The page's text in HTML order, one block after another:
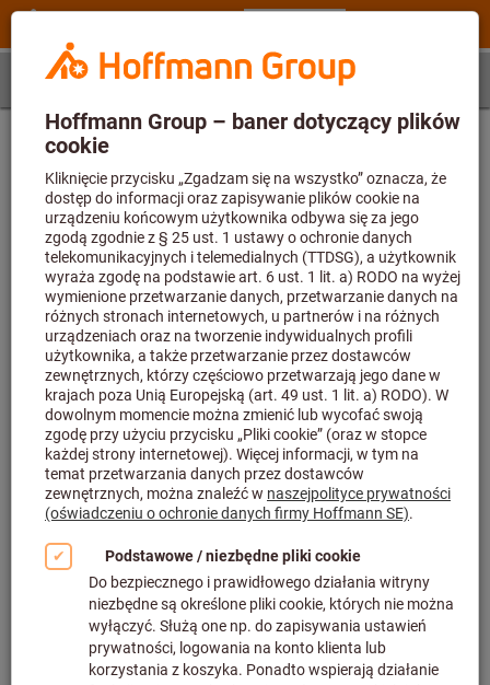
Etap 1 Artykuł
Określenie artykułu
Najpierw wpisz numer artykułu, a następnie wybierz
rozmiar
Numer artykułu (6-cyfrowy)
Niemożliwe znalezienie artykułu o numerze U11 83600 lub obliczenie
parametrów zastosowania. Wartość parametru przekracza dozwoloną
długość maksymalną 6.
Rozmiar
Brak wartości parametru lub wartość jest pusta.
Powrót